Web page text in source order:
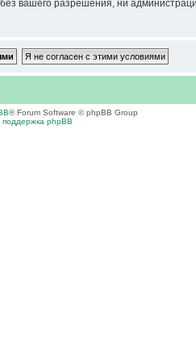
вашего разрешения, ни
® Forum Software © phpBB Group
поддержка phpBB